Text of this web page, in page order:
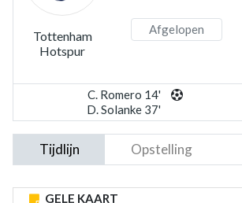
Tottenham
Hotspur
Afgelopen
C. Romero 14'
D. Solanke 37'
Tijdlijn Opstelling
GELE KAART